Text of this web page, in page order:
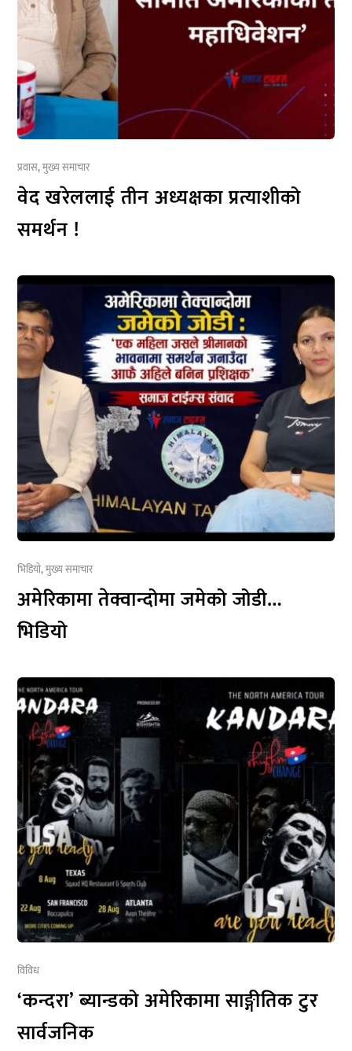
प्रवास,मुख्य समाचार
वेद खरेललाई तीन अध्यक्षका प्रत्याशीको
समर्थन !
भिडियो,मुख्य समाचार
अमेरिकामा तेक्वान्दोमा जमेको जोडी…
भिडियो
विविध
‘कन्दरा’ ब्यान्डको अमेरिकामा साङ्गीतिक टुर
सार्वजनिक